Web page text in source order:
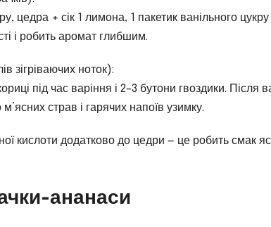
цедра + сік 1 лимона, 1 пакетик ванільного
і робить аромат глибшим.
зігріваючих ноток):
під час варіння і 2–3 бутони гвоздики. Після
страв і гарячих напоїв узимку.
кислоти додатково до цедри — це робить смак
ананаси